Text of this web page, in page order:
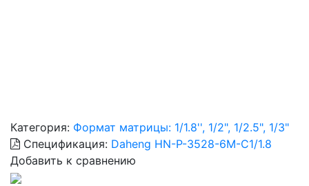
Категория: Формат матрицы: 1/1.8'', 1/2", 1/2.5", 1/3"
Спецификация: Daheng HN-P-3528-6M-C1/1.8
Добавить к сравнению